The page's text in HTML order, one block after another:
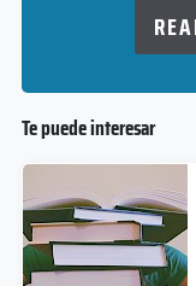
Te puede interesar